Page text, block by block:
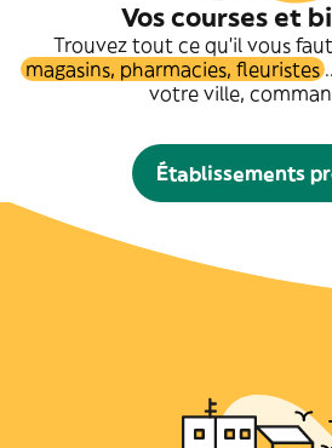
Vos courses et
Trouvez tout ce qu'il vous
magasins, pharmacies, fleuristes
votre ville,
Établissements